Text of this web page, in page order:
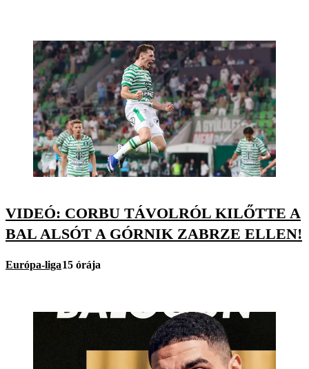
VIDEÓ: CORBU TÁVOLRÓL KILŐTTE A
BAL ALSÓT A GÓRNIK ZABRZE ELLEN!
Európa-liga15 órája